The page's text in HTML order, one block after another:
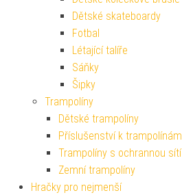
Dětské skateboardy
Fotbal
Létající talíře
Sáňky
Šipky
Trampolíny
Dětské trampolíny
Příslušenství k trampolínám
Trampolíny s ochrannou sítí
Zemní trampolíny
Hračky pro nejmenší